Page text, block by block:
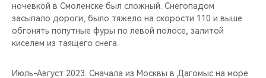
ночевкой в Смоленске был сложный. Снегопадом
засыпало дороги, было тяжело на скорости 110 и выше
обгонять попутные фуры по левой полосе, залитой
киселем из таящего снега.
Июль-Август 2023. Сначала из Москвы в Дагомыс на море